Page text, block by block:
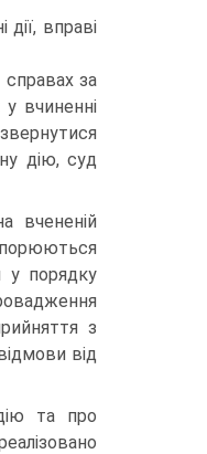
вправі
за
вчиненні
дію, суд
вчененій
у порядку
з
від
та про